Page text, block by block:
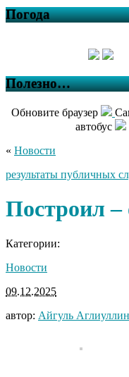
Погода
Полезно…
Обновите браузер
автобус
« Новости
результаты публичных
Построил
Категории:
Новости
09.12.2025
автор: Айгуль